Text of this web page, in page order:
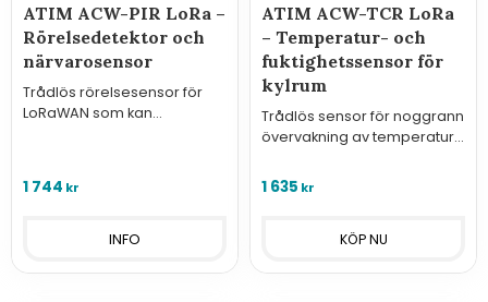
ATIM ACW-PIR LoRa –
Rörelsedetektor och
närvarosensor
Trådlös rörelsesensor för
LoRaWAN som kan
1 744 kr
INFO
ATIM ACW-TCR LoRa
– Temperatur- och
fuktighetssensor för
kylrum
Trådlös sensor för noggrann
övervakning av temperatur
1 635 kr